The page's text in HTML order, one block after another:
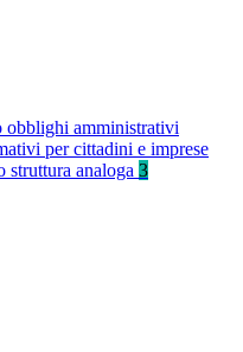
obblighi amministrativi
per cittadini e imprese
analoga 3